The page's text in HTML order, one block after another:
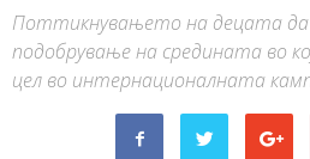
Поттикнувањето на децата да
подобрување на средината во
цел во интернационалната